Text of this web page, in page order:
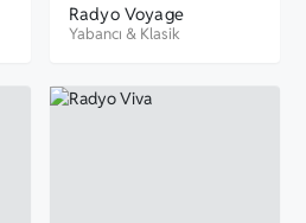
Radyo Voyage
Yabancı & Klasik